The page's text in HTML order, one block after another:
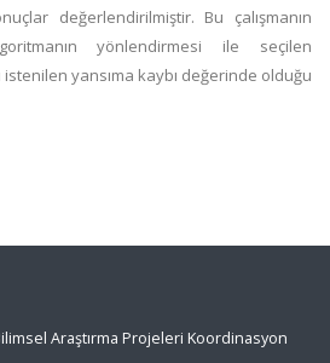
değerlendirilmiştir. Bu çalışmanın
yönlendirmesi ile seçilen
yansıma kaybı değerinde olduğu
Araştırma Projeleri Koordinasyon